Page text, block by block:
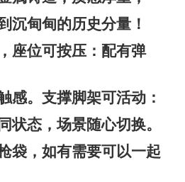
沉甸甸的历史分量！
座位可按压：配有弹
感。支撑脚架可活动：
状态，场景随心切换。
袋，如有需要可以一起